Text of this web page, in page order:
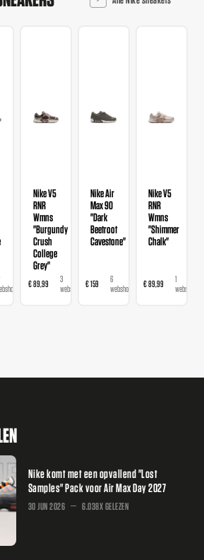
Nike V5
RNR
Wmns
"Burgundy
Crush
College
Grey"
€ 89,99
3
webshops
Nike Air
Max 90
"Dark
Beetroot
Cavestone"
€ 159
6
webshops
Nike V5
RNR
Wmns
"Shimmer
Chalk"
€ 89,99
1
webshop
Nike komt met een opvallend "Lost
Samples" Pack voor Air Max Day 2027
30 JUN 2026 6.038X GELEZEN